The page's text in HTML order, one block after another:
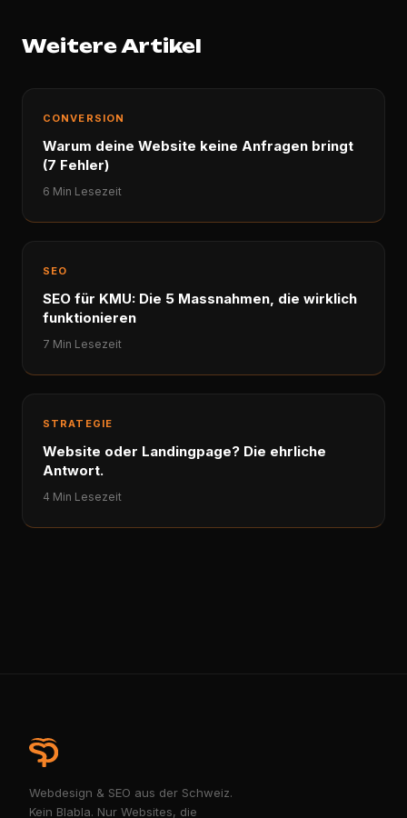
Weitere Artikel
CONVERSION
Warum deine Website keine Anfragen bringt
(7 Fehler)
6 Min Lesezeit
SEO
SEO für KMU: Die 5 Massnahmen, die wirklich
funktionieren
7 Min Lesezeit
STRATEGIE
Website oder Landingpage? Die ehrliche
Antwort.
4 Min Lesezeit
Webdesign & SEO aus der Schweiz.
Kein Blabla. Nur Websites, die